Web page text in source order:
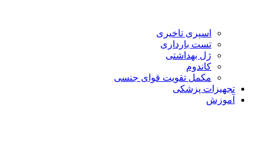
اسپری تاخیری
تست بارداری
ژل بهداشتی
کاندوم
مکمل تقویت قوای جنسی
تجهیزات پزشکی
آموزش